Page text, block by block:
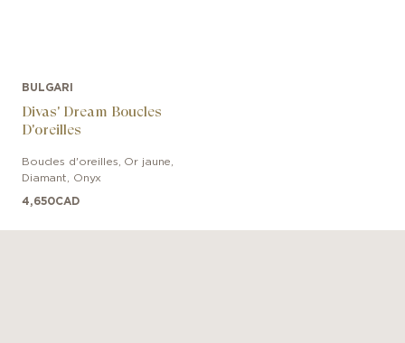
BULGARI
Divas' Dream Boucles
D'oreilles
Boucles d'oreilles Or jaune
Diamant, Onyx
4,650CAD